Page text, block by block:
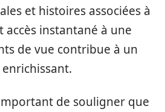
et histoires associées à
accès instantané à une
de vue contribue à un
de souligner que